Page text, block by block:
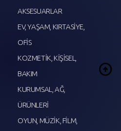
AKSESUARLAR
EV, YAŞAM, KIRTASİYE,
OFİS
KOZMETİK, KİŞİSEL,
BAKIM
KURUMSAL, AĞ,
ÜRÜNLERİ
OYUN, MÜZİK, FİLM,
arrow_circle_up